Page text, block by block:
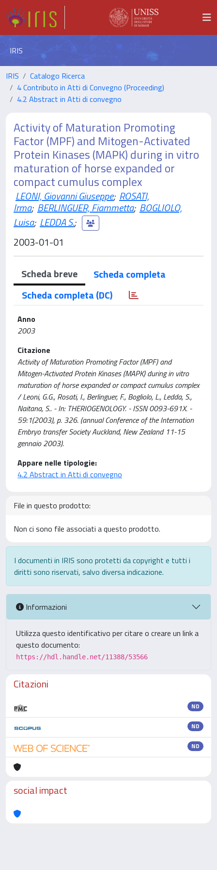
IRIS
IRIS
Catalogo Ricerca
4 Contributo in Atti di Convegno (Proceeding)
4.2 Abstract in Atti di convegno
Activity of Maturation Promoting
Factor (MPF) and Mitogen-Activated
Protein Kinases (MAPK) during in vitro
maturation of horse expanded or
compact cumulus complex
LEONI, Giovanni Giuseppe; ROSATI,
Irma; BERLINGUER, Fiammetta; BOGLIOLO,
Luisa; LEDDA S.;
2003-01-01
Scheda breve
Scheda completa
Scheda completa (DC)
Anno
2003
Citazione
Activity of Maturation Promoting Factor (MPF) and
Mitogen-Activated Protein Kinases (MAPK) during in vitro
maturation of horse expanded or compact cumulus complex
/ Leoni, G.G., Rosati, I., Berlinguer, F., Bogliolo, L., Ledda, S.,
Naitana, S.. - In: THERIOGENOLOGY. - ISSN 0093-691X. -
59:1(2003), p. 326. (annual Conference of the Internation
Embryo transfer Society Auckland, New Zealand 11-15
gennaio 2003).
Appare nelle tipologie:
4.2 Abstract in Atti di convegno
File in questo prodotto:
Non ci sono file associati a questo prodotto.
I documenti in IRIS sono protetti da copyright e tutti i
diritti sono riservati, salvo diversa indicazione.
Informazioni
Utilizza questo identificativo per citare o creare un link a
questo documento:
https://hdl.handle.net/11388/53566
Citazioni
ND
ND
ND
social impact